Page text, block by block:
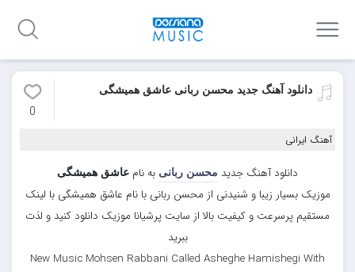
دانلود آهنگ جدید محسن ربانی عاشق همیشگی
0
آهنگ ایرانی
دانلود آهنگ جدید محسن ربانی به نام عاشق همیشگی
موزیک بسیار زیبا و شنیدنی از محسن ربانی با نام عاشق همیشگی با لینک
مستقیم پرسرعت و کیفیت بالا از سایت پرشیانا موزیک دانلود کنید و لذت
ببرید
New Music Mohsen Rabbani Called Asheghe Hamishegi With